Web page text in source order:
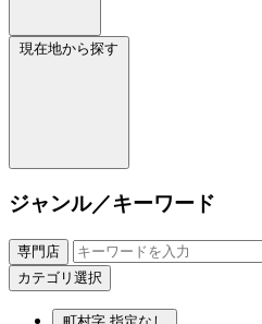
現在地から探す
ジャンル／キーワード
専門店
カテゴリ選択